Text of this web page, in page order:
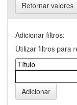
Retornar valores
Adicionar filtros:
Utilizar filtros para